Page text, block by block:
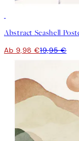
Abstract Seashell
Ab 9,98 €19,95 €